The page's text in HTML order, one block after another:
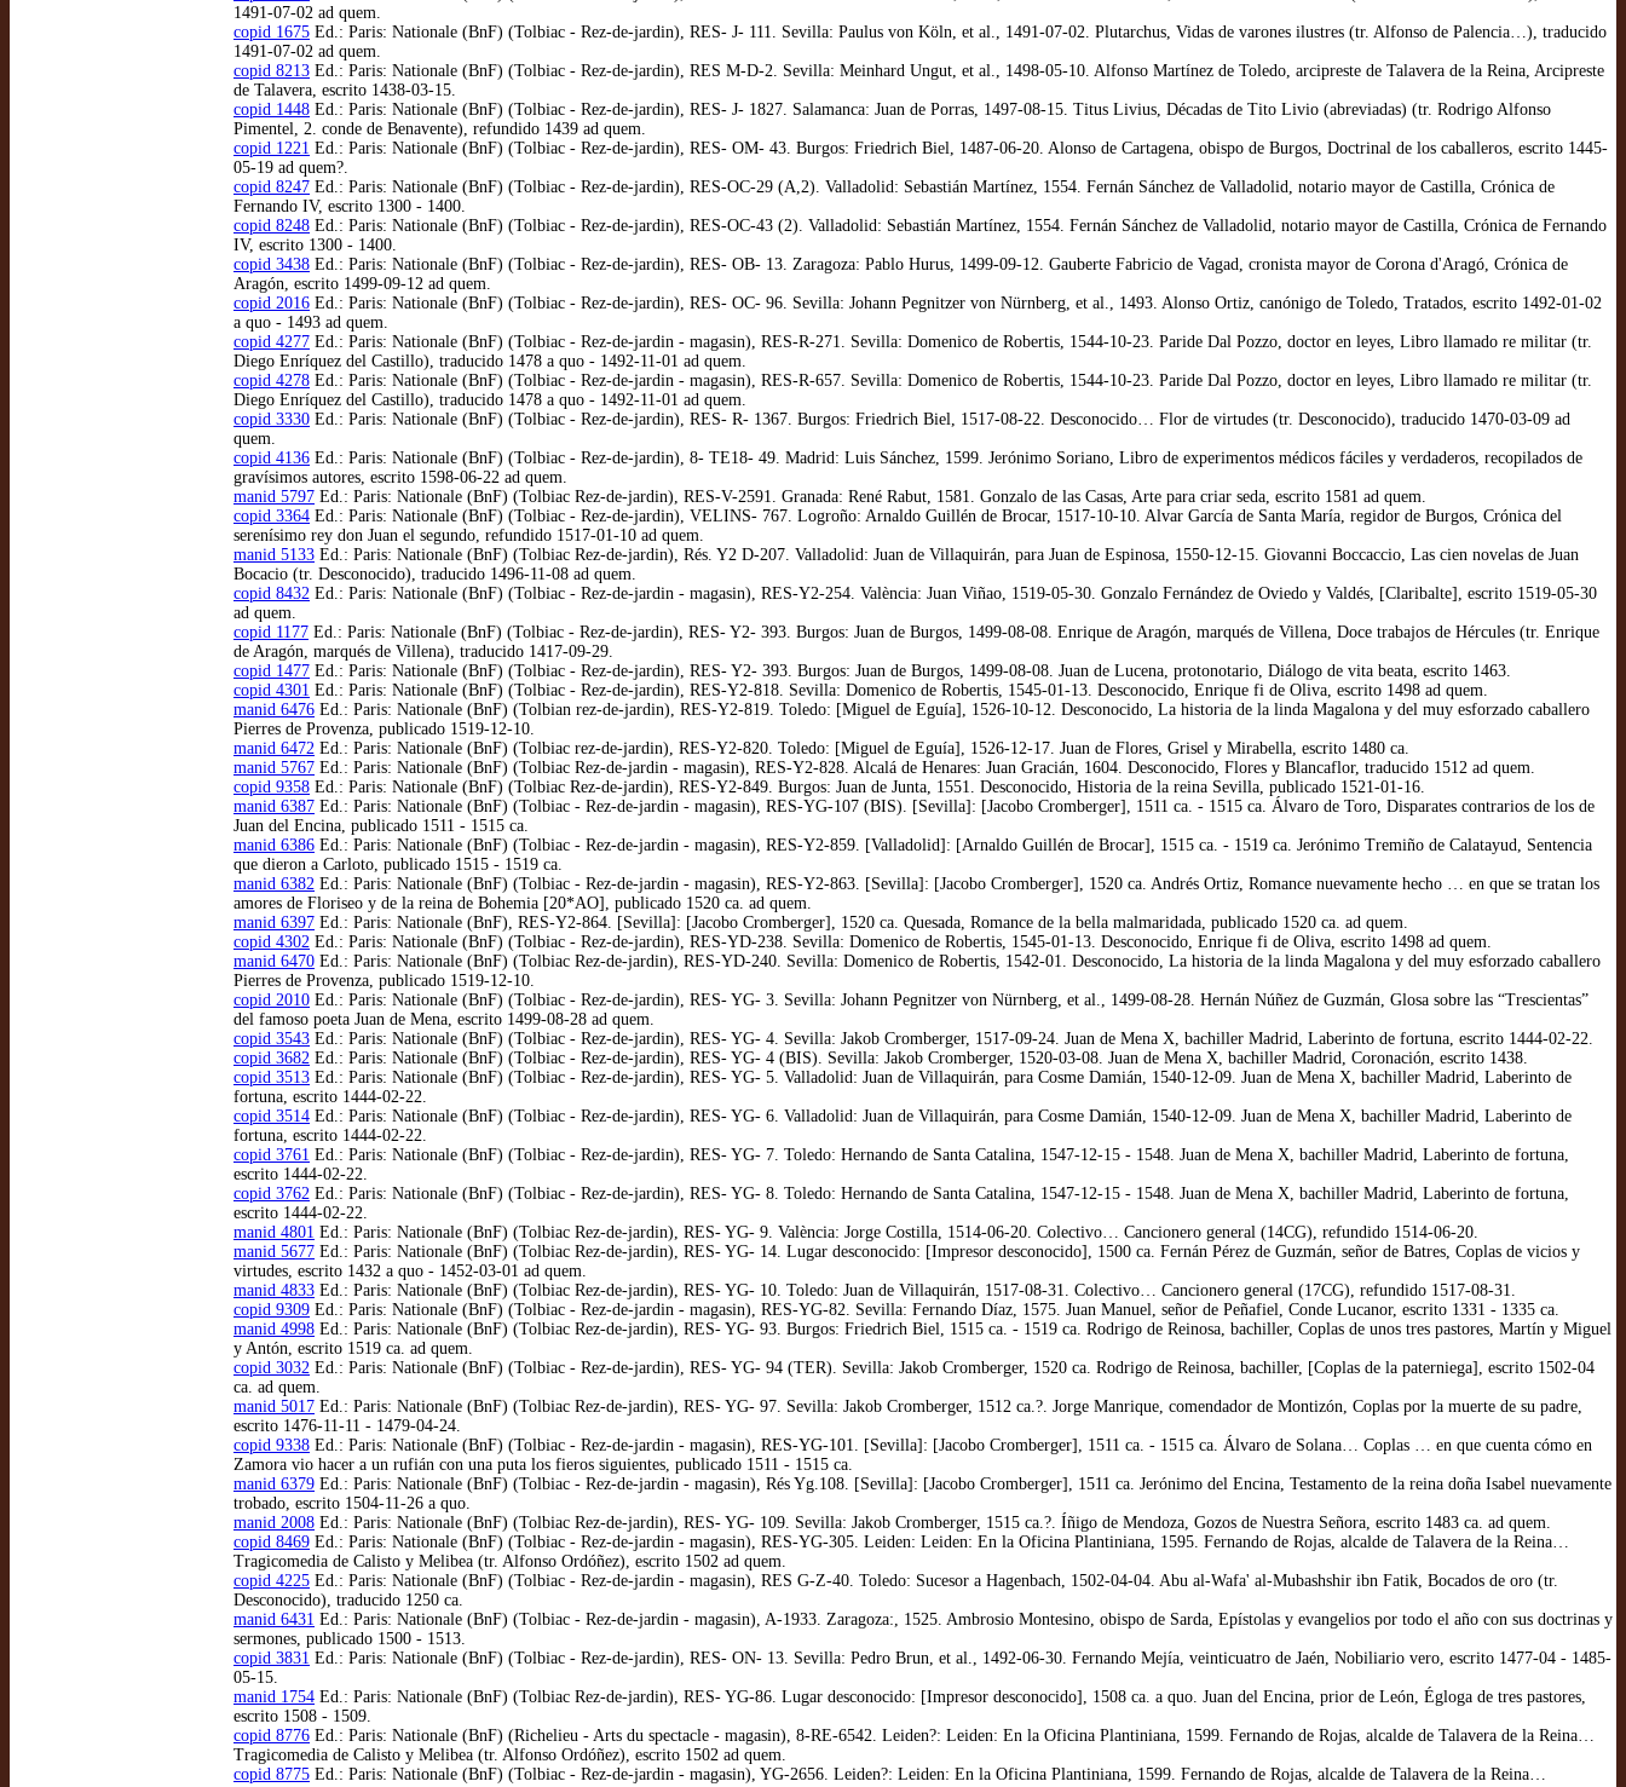
1491-07-02 ad quem.
copid 1675 Ed.: Paris: Nationale (BnF) (Tolbiac - Rez-de-jardin), RES- J- 111. Sevilla: Paulus von Köln, et al., 1491-07-02. Plutarchus, Vidas de varones ilustres (tr. Alfonso de Palencia…), traducido
1491-07-02 ad quem.
copid 8213 Ed.: Paris: Nationale (BnF) (Tolbiac - Rez-de-jardin), RES M-D-2. Sevilla: Meinhard Ungut, et al., 1498-05-10. Alfonso Martínez de Toledo, arcipreste de Talavera de la Reina, Arcipreste
de Talavera, escrito 1438-03-15.
copid 1448 Ed.: Paris: Nationale (BnF) (Tolbiac - Rez-de-jardin), RES- J- 1827. Salamanca: Juan de Porras, 1497-08-15. Titus Livius, Décadas de Tito Livio (abreviadas) (tr. Rodrigo Alfonso
Pimentel, 2. conde de Benavente), refundido 1439 ad quem.
copid 1221 Ed.: Paris: Nationale (BnF) (Tolbiac - Rez-de-jardin), RES- OM- 43. Burgos: Friedrich Biel, 1487-06-20. Alonso de Cartagena, obispo de Burgos, Doctrinal de los caballeros, escrito 1445-
05-19 ad quem?.
copid 8247 Ed.: Paris: Nationale (BnF) (Tolbiac - Rez-de-jardin), RES-OC-29 (A,2). Valladolid: Sebastián Martínez, 1554. Fernán Sánchez de Valladolid, notario mayor de Castilla, Crónica de
Fernando IV, escrito 1300 - 1400.
copid 8248 Ed.: Paris: Nationale (BnF) (Tolbiac - Rez-de-jardin), RES-OC-43 (2). Valladolid: Sebastián Martínez, 1554. Fernán Sánchez de Valladolid, notario mayor de Castilla, Crónica de Fernando
IV, escrito 1300 - 1400.
copid 3438 Ed.: Paris: Nationale (BnF) (Tolbiac - Rez-de-jardin), RES- OB- 13. Zaragoza: Pablo Hurus, 1499-09-12. Gauberte Fabricio de Vagad, cronista mayor de Corona d'Aragó, Crónica de
Aragón, escrito 1499-09-12 ad quem.
copid 2016 Ed.: Paris: Nationale (BnF) (Tolbiac - Rez-de-jardin), RES- OC- 96. Sevilla: Johann Pegnitzer von Nürnberg, et al., 1493. Alonso Ortiz, canónigo de Toledo, Tratados, escrito 1492-01-02
a quo - 1493 ad quem.
copid 4277 Ed.: Paris: Nationale (BnF) (Tolbiac - Rez-de-jardin - magasin), RES-R-271. Sevilla: Domenico de Robertis, 1544-10-23. Paride Dal Pozzo, doctor en leyes, Libro llamado re militar (tr.
Diego Enríquez del Castillo), traducido 1478 a quo - 1492-11-01 ad quem.
copid 4278 Ed.: Paris: Nationale (BnF) (Tolbiac - Rez-de-jardin - magasin), RES-R-657. Sevilla: Domenico de Robertis, 1544-10-23. Paride Dal Pozzo, doctor en leyes, Libro llamado re militar (tr.
Diego Enríquez del Castillo), traducido 1478 a quo - 1492-11-01 ad quem.
copid 3330 Ed.: Paris: Nationale (BnF) (Tolbiac - Rez-de-jardin), RES- R- 1367. Burgos: Friedrich Biel, 1517-08-22. Desconocido… Flor de virtudes (tr. Desconocido), traducido 1470-03-09 ad
quem.
copid 4136 Ed.: Paris: Nationale (BnF) (Tolbiac - Rez-de-jardin), 8- TE18- 49. Madrid: Luis Sánchez, 1599. Jerónimo Soriano, Libro de experimentos médicos fáciles y verdaderos, recopilados de
gravísimos autores, escrito 1598-06-22 ad quem.
manid 5797 Ed.: Paris: Nationale (BnF) (Tolbiac Rez-de-jardin), RES-V-2591. Granada: René Rabut, 1581. Gonzalo de las Casas, Arte para criar seda, escrito 1581 ad quem.
copid 3364 Ed.: Paris: Nationale (BnF) (Tolbiac - Rez-de-jardin), VELINS- 767. Logroño: Arnaldo Guillén de Brocar, 1517-10-10. Alvar García de Santa María, regidor de Burgos, Crónica del
serenísimo rey don Juan el segundo, refundido 1517-01-10 ad quem.
manid 5133 Ed.: Paris: Nationale (BnF) (Tolbiac Rez-de-jardin), Rés. Y2 D-207. Valladolid: Juan de Villaquirán, para Juan de Espinosa, 1550-12-15. Giovanni Boccaccio, Las cien novelas de Juan
Bocacio (tr. Desconocido), traducido 1496-11-08 ad quem.
copid 8432 Ed.: Paris: Nationale (BnF) (Tolbiac - Rez-de-jardin - magasin), RES-Y2-254. València: Juan Viñao, 1519-05-30. Gonzalo Fernández de Oviedo y Valdés, [Claribalte], escrito 1519-05-30
ad quem.
copid 1177 Ed.: Paris: Nationale (BnF) (Tolbiac - Rez-de-jardin), RES- Y2- 393. Burgos: Juan de Burgos, 1499-08-08. Enrique de Aragón, marqués de Villena, Doce trabajos de Hércules (tr. Enrique
de Aragón, marqués de Villena), traducido 1417-09-29.
copid 1477 Ed.: Paris: Nationale (BnF) (Tolbiac - Rez-de-jardin), RES- Y2- 393. Burgos: Juan de Burgos, 1499-08-08. Juan de Lucena, protonotario, Diálogo de vita beata, escrito 1463.
copid 4301 Ed.: Paris: Nationale (BnF) (Tolbiac - Rez-de-jardin), RES-Y2-818. Sevilla: Domenico de Robertis, 1545-01-13. Desconocido, Enrique fi de Oliva, escrito 1498 ad quem.
manid 6476 Ed.: Paris: Nationale (BnF) (Tolbian rez-de-jardin), RES-Y2-819. Toledo: [Miguel de Eguía], 1526-10-12. Desconocido, La historia de la linda Magalona y del muy esforzado caballero
Pierres de Provenza, publicado 1519-12-10.
manid 6472 Ed.: Paris: Nationale (BnF) (Tolbiac rez-de-jardin), RES-Y2-820. Toledo: [Miguel de Eguía], 1526-12-17. Juan de Flores, Grisel y Mirabella, escrito 1480 ca.
manid 5767 Ed.: Paris: Nationale (BnF) (Tolbiac Rez-de-jardin - magasin), RES-Y2-828. Alcalá de Henares: Juan Gracián, 1604. Desconocido, Flores y Blancaflor, traducido 1512 ad quem.
copid 9358 Ed.: Paris: Nationale (BnF) (Tolbiac Rez-de-jardin), RES-Y2-849. Burgos: Juan de Junta, 1551. Desconocido, Historia de la reina Sevilla, publicado 1521-01-16.
manid 6387 Ed.: Paris: Nationale (BnF) (Tolbiac - Rez-de-jardin - magasin), RES-YG-107 (BIS). [Sevilla]: [Jacobo Cromberger], 1511 ca. - 1515 ca. Álvaro de Toro, Disparates contrarios de los de
Juan del Encina, publicado 1511 - 1515 ca.
manid 6386 Ed.: Paris: Nationale (BnF) (Tolbiac - Rez-de-jardin - magasin), RES-Y2-859. [Valladolid]: [Arnaldo Guillén de Brocar], 1515 ca. - 1519 ca. Jerónimo Tremiño de Calatayud, Sentencia
que dieron a Carloto, publicado 1515 - 1519 ca.
manid 6382 Ed.: Paris: Nationale (BnF) (Tolbiac - Rez-de-jardin - magasin), RES-Y2-863. [Sevilla]: [Jacobo Cromberger], 1520 ca. Andrés Ortiz, Romance nuevamente hecho … en que se tratan los
amores de Floriseo y de la reina de Bohemia [20*AO], publicado 1520 ca. ad quem.
manid 6397 Ed.: Paris: Nationale (BnF), RES-Y2-864. [Sevilla]: [Jacobo Cromberger], 1520 ca. Quesada, Romance de la bella malmaridada, publicado 1520 ca. ad quem.
copid 4302 Ed.: Paris: Nationale (BnF) (Tolbiac - Rez-de-jardin), RES-YD-238. Sevilla: Domenico de Robertis, 1545-01-13. Desconocido, Enrique fi de Oliva, escrito 1498 ad quem.
manid 6470 Ed.: Paris: Nationale (BnF) (Tolbiac Rez-de-jardin), RES-YD-240. Sevilla: Domenico de Robertis, 1542-01. Desconocido, La historia de la linda Magalona y del muy esforzado caballero
Pierres de Provenza, publicado 1519-12-10.
copid 2010 Ed.: Paris: Nationale (BnF) (Tolbiac - Rez-de-jardin), RES- YG- 3. Sevilla: Johann Pegnitzer von Nürnberg, et al., 1499-08-28. Hernán Núñez de Guzmán, Glosa sobre las “Trescientas”
del famoso poeta Juan de Mena, escrito 1499-08-28 ad quem.
copid 3543 Ed.: Paris: Nationale (BnF) (Tolbiac - Rez-de-jardin), RES- YG- 4. Sevilla: Jakob Cromberger, 1517-09-24. Juan de Mena X, bachiller Madrid, Laberinto de fortuna, escrito 1444-02-22.
copid 3682 Ed.: Paris: Nationale (BnF) (Tolbiac - Rez-de-jardin), RES- YG- 4 (BIS). Sevilla: Jakob Cromberger, 1520-03-08. Juan de Mena X, bachiller Madrid, Coronación, escrito 1438.
copid 3513 Ed.: Paris: Nationale (BnF) (Tolbiac - Rez-de-jardin), RES- YG- 5. Valladolid: Juan de Villaquirán, para Cosme Damián, 1540-12-09. Juan de Mena X, bachiller Madrid, Laberinto de
fortuna, escrito 1444-02-22.
copid 3514 Ed.: Paris: Nationale (BnF) (Tolbiac - Rez-de-jardin), RES- YG- 6. Valladolid: Juan de Villaquirán, para Cosme Damián, 1540-12-09. Juan de Mena X, bachiller Madrid, Laberinto de
fortuna, escrito 1444-02-22.
copid 3761 Ed.: Paris: Nationale (BnF) (Tolbiac - Rez-de-jardin), RES- YG- 7. Toledo: Hernando de Santa Catalina, 1547-12-15 - 1548. Juan de Mena X, bachiller Madrid, Laberinto de fortuna,
escrito 1444-02-22.
copid 3762 Ed.: Paris: Nationale (BnF) (Tolbiac - Rez-de-jardin), RES- YG- 8. Toledo: Hernando de Santa Catalina, 1547-12-15 - 1548. Juan de Mena X, bachiller Madrid, Laberinto de fortuna,
escrito 1444-02-22.
manid 4801 Ed.: Paris: Nationale (BnF) (Tolbiac Rez-de-jardin), RES- YG- 9. València: Jorge Costilla, 1514-06-20. Colectivo… Cancionero general (14CG), refundido 1514-06-20.
manid 5677 Ed.: Paris: Nationale (BnF) (Tolbiac Rez-de-jardin), RES- YG- 14. Lugar desconocido: [Impresor desconocido], 1500 ca. Fernán Pérez de Guzmán, señor de Batres, Coplas de vicios y
virtudes, escrito 1432 a quo - 1452-03-01 ad quem.
manid 4833 Ed.: Paris: Nationale (BnF) (Tolbiac Rez-de-jardin), RES- YG- 10. Toledo: Juan de Villaquirán, 1517-08-31. Colectivo… Cancionero general (17CG), refundido 1517-08-31.
copid 9309 Ed.: Paris: Nationale (BnF) (Tolbiac - Rez-de-jardin - magasin), RES-YG-82. Sevilla: Fernando Díaz, 1575. Juan Manuel, señor de Peñafiel, Conde Lucanor, escrito 1331 - 1335 ca.
manid 4998 Ed.: Paris: Nationale (BnF) (Tolbiac Rez-de-jardin), RES- YG- 93. Burgos: Friedrich Biel, 1515 ca. - 1519 ca. Rodrigo de Reinosa, bachiller, Coplas de unos tres pastores, Martín y Miguel
y Antón, escrito 1519 ca. ad quem.
copid 3032 Ed.: Paris: Nationale (BnF) (Tolbiac - Rez-de-jardin), RES- YG- 94 (TER). Sevilla: Jakob Cromberger, 1520 ca. Rodrigo de Reinosa, bachiller, [Coplas de la paterniega], escrito 1502-04
ca. ad quem.
manid 5017 Ed.: Paris: Nationale (BnF) (Tolbiac Rez-de-jardin), RES- YG- 97. Sevilla: Jakob Cromberger, 1512 ca.?. Jorge Manrique, comendador de Montizón, Coplas por la muerte de su padre,
escrito 1476-11-11 - 1479-04-24.
copid 9338 Ed.: Paris: Nationale (BnF) (Tolbiac - Rez-de-jardin - magasin), RES-YG-101. [Sevilla]: [Jacobo Cromberger], 1511 ca. - 1515 ca. Álvaro de Solana… Coplas … en que cuenta cómo en
Zamora vio hacer a un rufián con una puta los fieros siguientes, publicado 1511 - 1515 ca.
manid 6379 Ed.: Paris: Nationale (BnF) (Tolbiac - Rez-de-jardin - magasin), Rés Yg.108. [Sevilla]: [Jacobo Cromberger], 1511 ca. Jerónimo del Encina, Testamento de la reina doña Isabel nuevamente
trobado, escrito 1504-11-26 a quo.
manid 2008 Ed.: Paris: Nationale (BnF) (Tolbiac Rez-de-jardin), RES- YG- 109. Sevilla: Jakob Cromberger, 1515 ca.?. Íñigo de Mendoza, Gozos de Nuestra Señora, escrito 1483 ca. ad quem.
copid 8469 Ed.: Paris: Nationale (BnF) (Tolbiac - Rez-de-jardin - magasin), RES-YG-305. Leiden: Leiden: En la Oficina Plantiniana, 1595. Fernando de Rojas, alcalde de Talavera de la Reina…
Tragicomedia de Calisto y Melibea (tr. Alfonso Ordóñez), escrito 1502 ad quem.
copid 4225 Ed.: Paris: Nationale (BnF) (Tolbiac - Rez-de-jardin - magasin), RES G-Z-40. Toledo: Sucesor a Hagenbach, 1502-04-04. Abu al-Wafa' al-Mubashshir ibn Fatik, Bocados de oro (tr.
Desconocido), traducido 1250 ca.
manid 6431 Ed.: Paris: Nationale (BnF) (Tolbiac - Rez-de-jardin - magasin), A-1933. Zaragoza:, 1525. Ambrosio Montesino, obispo de Sarda, Epístolas y evangelios por todo el año con sus doctrinas y
sermones, publicado 1500 - 1513.
copid 3831 Ed.: Paris: Nationale (BnF) (Tolbiac - Rez-de-jardin), RES- ON- 13. Sevilla: Pedro Brun, et al., 1492-06-30. Fernando Mejía, veinticuatro de Jaén, Nobiliario vero, escrito 1477-04 - 1485-
05-15.
manid 1754 Ed.: Paris: Nationale (BnF) (Tolbiac Rez-de-jardin), RES- YG-86. Lugar desconocido: [Impresor desconocido], 1508 ca. a quo. Juan del Encina, prior de León, Égloga de tres pastores,
escrito 1508 - 1509.
copid 8776 Ed.: Paris: Nationale (BnF) (Richelieu - Arts du spectacle - magasin), 8-RE-6542. Leiden?: Leiden: En la Oficina Plantiniana, 1599. Fernando de Rojas, alcalde de Talavera de la Reina…
Tragicomedia de Calisto y Melibea (tr. Alfonso Ordóñez), escrito 1502 ad quem.
copid 8775 Ed.: Paris: Nationale (BnF) (Tolbiac - Rez-de-jardin - magasin), YG-2656. Leiden?: Leiden: En la Oficina Plantiniana, 1599. Fernando de Rojas, alcalde de Talavera de la Reina…